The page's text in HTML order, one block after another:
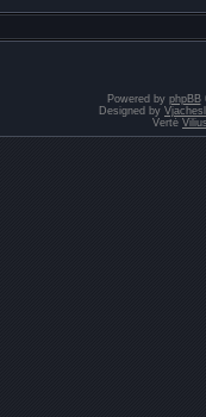
Powered by phpBB
Designed by
Vertė